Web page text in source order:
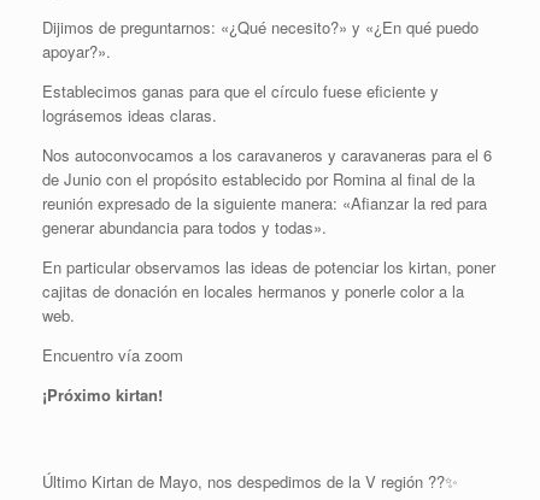
Dijimos de preguntarnos: «¿Qué necesito?» y «¿En qué puedo
apoyar?».
Establecimos ganas para que el círculo fuese eficiente y
lográsemos ideas claras.
Nos autoconvocamos a los caravaneros y caravaneras para el 6
de Junio con el propósito establecido por Romina al final de la
reunión expresado de la siguiente manera: «Afianzar la red para
generar abundancia para todos y todas».
En particular observamos las ideas de potenciar los kirtan, poner
cajitas de donación en locales hermanos y ponerle color a la
web.
Encuentro vía zoom
¡Próximo kirtan!
Último Kirtan de Mayo, nos despedimos de la V región ??✨